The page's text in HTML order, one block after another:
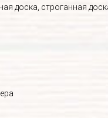
доска, строганная